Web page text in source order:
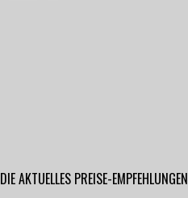
DIE AKTUELLES PREISE-EMPFEHLUNGEN